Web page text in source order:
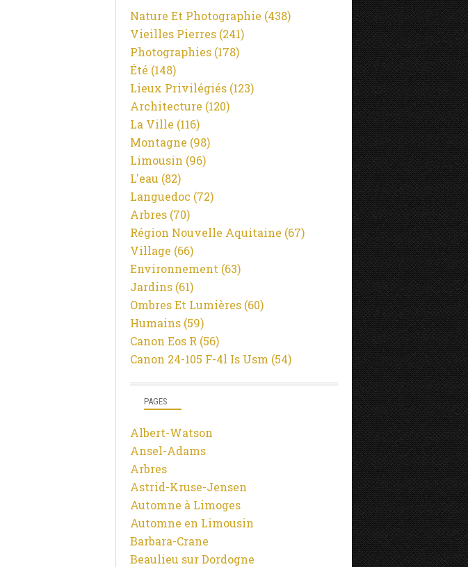
PAGES
Albert-Watson
Ansel-Adams
Arbres
Astrid-Kruse-Jensen
Automne à Limoges
Automne en Limousin
Barbara-Crane
Beaulieu sur Dordogne
Nature Et Photographie (438)
Vieilles Pierres (241)
Photographies (178)
Été (148)
Lieux Privilégiés (123)
Architecture (120)
La Ville (116)
Montagne (98)
Limousin (96)
L'eau (82)
Languedoc (72)
Arbres (70)
Région Nouvelle Aquitaine (67)
Village (66)
Environnement (63)
Jardins (61)
Ombres Et Lumières (60)
Humains (59)
Canon Eos R (56)
Canon 24-105 F-4l Is Usm (54)